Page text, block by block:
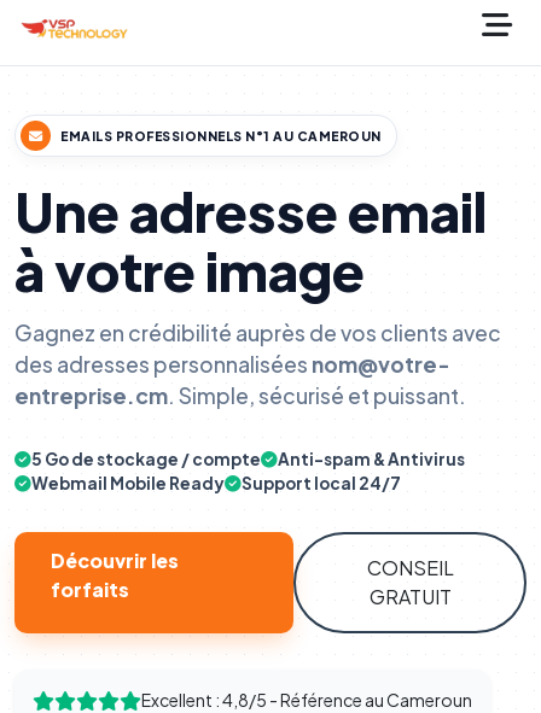
EMAILS PROFESSIONNELS N°1 AU CAMEROUN
Une adresse email
à votre image
Gagnez en crédibilité auprès de vos clients avec
des adresses personnalisées nom@votre-
entreprise.cm. Simple, sécurisé et puissant.
5 Go de stockage / compte
Anti-spam & Antivirus
Webmail Mobile Ready
Support local 24/7
Découvrir les
forfaits
CONSEIL
GRATUIT
Excellent : 4,8/5 - Référence au Cameroun